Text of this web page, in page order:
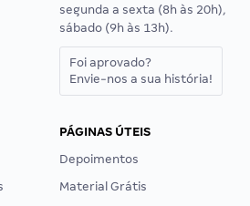
segunda a sexta (8h às 20h),
sábado (9h às 13h).
Foi aprovado?
Envie-nos a sua história!
PÁGINAS ÚTEIS
Depoimentos
Material Grátis